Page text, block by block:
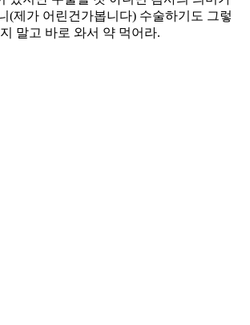
(제가 어린건가봅니다) 수술하기도 그렇
말고 바로 와서 약 먹어라.